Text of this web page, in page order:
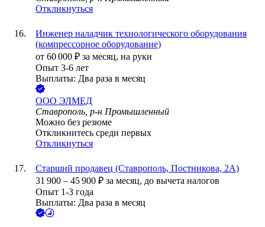
Откликнуться
Инженер наладчик технологического оборудования
(компрессорное оборудование)
от 60 000 ₽ за месяц, на руки
Опыт 3-6 лет
Выплаты: Два раза в месяц
ООО ЭЛМЕД
Ставрополь, р-н Промышленный
Можно без резюме
Откликнитесь среди первых
Откликнуться
Старший продавец (Ставрополь, Постникова, 2А)
31 900 – 45 900 ₽ за месяц, до вычета налогов
Опыт 1-3 года
Выплаты: Два раза в месяц